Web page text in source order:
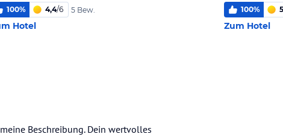
100% 4,4/6 5 Bew.
Hotel
100%
Zum Hotel
Beschreibung. Dein wertvolles